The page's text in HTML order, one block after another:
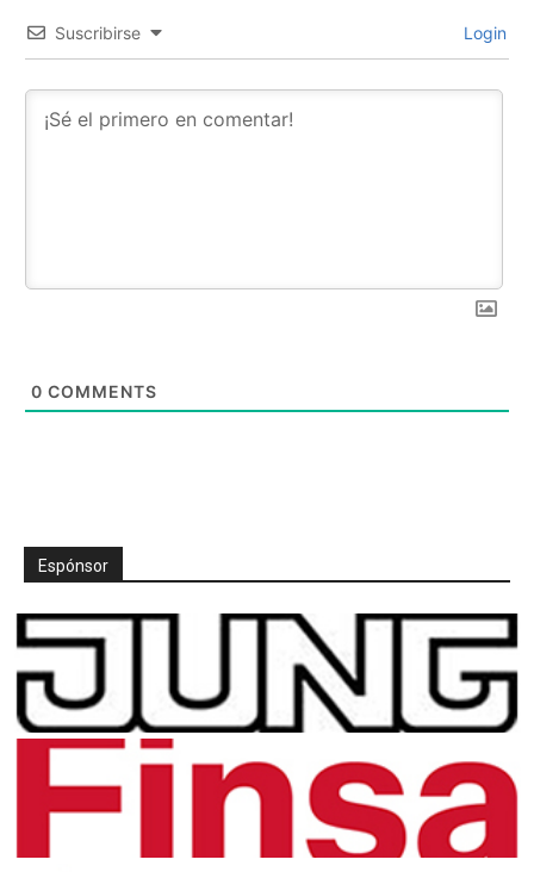
Suscribirse Login
0 COMMENTS
Espónsor